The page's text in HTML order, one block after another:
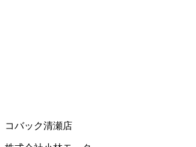
コバック清瀬店